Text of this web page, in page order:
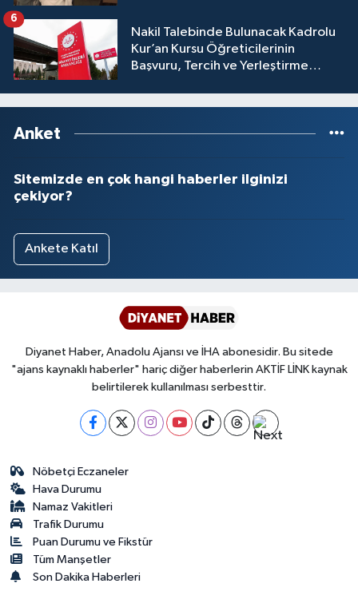
Nakil Talebinde Bulunacak Kadrolu
Kur’an Kursu Öğreticilerinin
Başvuru, Tercih ve Yerleştirme
6
Anket
Sitemizde en çok hangi haberler ilginizi
çekiyor?
Ankete Katıl
Diyanet Haber, Anadolu Ajansı ve İHA abonesidir. Bu sitede
"ajans kaynaklı haberler" hariç diğer haberlerin AKTİF LİNK kaynak
belirtilerek kullanılması serbesttir.
Nöbetçi Eczaneler
Hava Durumu
Namaz Vakitleri
Trafik Durumu
Puan Durumu ve Fikstür
Tüm Manşetler
Son Dakika Haberleri